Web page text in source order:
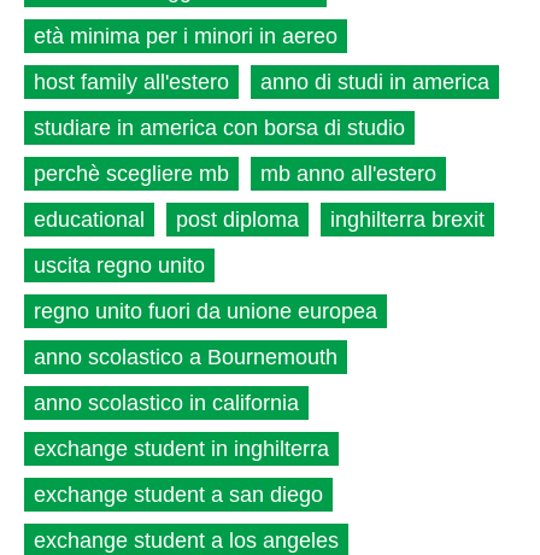
età minima per i minori in aereo
host family all'estero
anno di studi in america
studiare in america con borsa di studio
perchè scegliere mb
mb anno all'estero
educational
post diploma
inghilterra brexit
uscita regno unito
regno unito fuori da unione europea
anno scolastico a Bournemouth
anno scolastico in california
exchange student in inghilterra
exchange student a san diego
exchange student a los angeles